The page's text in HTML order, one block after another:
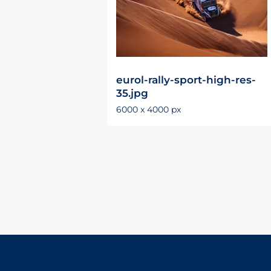
eurol-rally-sport-high-res-
35.jpg
6000 x 4000 px